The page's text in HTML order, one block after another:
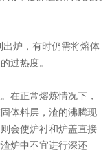
炉，有时仍需将熔体
过热度。
在正常熔炼情况下，
体料层，渣的沸腾现
会使炉衬和炉盖直接
炉中不宜进行深还